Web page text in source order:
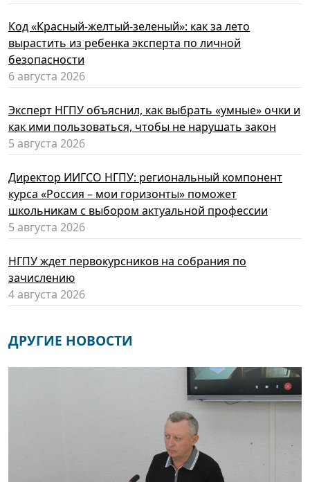
Код «Красный-желтый-зеленый»: как за лето
вырастить из ребенка эксперта по личной
безопасности
6 августа 2026
Эксперт НГПУ объяснил, как выбрать «умные» очки и
как ими пользоваться, чтобы не нарушать закон
5 августа 2026
Директор ИИГСО НГПУ: региональный компонент
курса «Россия – мои горизонты» поможет
школьникам с выбором актуальной профессии
5 августа 2026
НГПУ ждет первокурсников на собрания по
зачислению
4 августа 2026
ДРУГИЕ НОВОСТИ